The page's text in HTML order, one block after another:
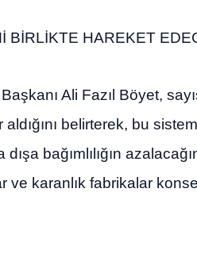
BİRLİKTE HAREKET
Ali Fazıl Böyet,
belirterek, bu
bağımlılığın
ve karanlık fabrikalar